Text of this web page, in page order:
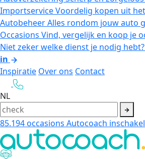
ImportserviceVoordelig kopen uit
AutobeheerAlles rondom jouw auto
Occasions Vind, vergelijk en koop je
Niet zeker welke dienst je nodig hebt?
in
Inspiratie Over ons Contact
NL
85.194occasions Autocoach